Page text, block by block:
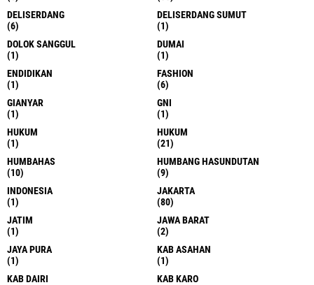
DELISERDANG
(6)
DELISERDANG SUMUT
(1)
DOLOK SANGGUL
(1)
DUMAI
(1)
ENDIDIKAN
(1)
FASHION
(6)
GIANYAR
(1)
GNI
(1)
HUKUM
(1)
HUKUM
(21)
HUMBAHAS
(10)
HUMBANG HASUNDUTAN
(9)
INDONESIA
(1)
JAKARTA
(80)
JATIM
(1)
JAWA BARAT
(2)
JAYA PURA
(1)
KAB ASAHAN
(1)
KAB DAIRI
KAB KARO